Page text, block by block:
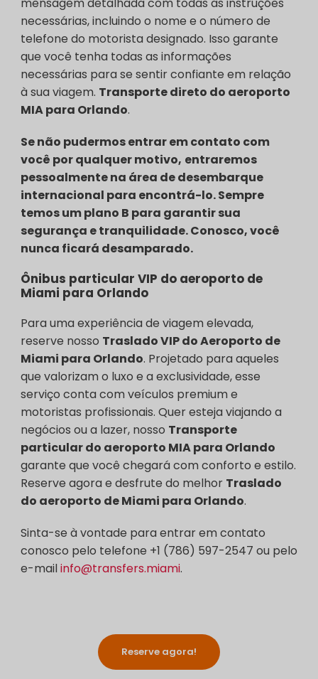
necessárias, incluindo o nome e o número de
telefone do motorista designado. Isso garante
que você tenha todas as informações
necessárias para se sentir confiante em relação
à sua viagem. Transporte direto do aeroporto
MIA para Orlando.
Se não pudermos entrar em contato com
você por qualquer motivo, entraremos
pessoalmente na área de desembarque
internacional para encontrá-lo. Sempre
temos um plano B para garantir sua
segurança e tranquilidade. Conosco, você
nunca ficará desamparado.
Ônibus particular VIP do aeroporto de
Miami para Orlando
Para uma experiência de viagem elevada,
reserve nosso Traslado VIP do Aeroporto de
Miami para Orlando. Projetado para aqueles
que valorizam o luxo e a exclusividade, esse
serviço conta com veículos premium e
motoristas profissionais. Quer esteja viajando a
negócios ou a lazer, nosso Transporte
particular do aeroporto MIA para Orlando
garante que você chegará com conforto e estilo.
Reserve agora e desfrute do melhor Traslado
do aeroporto de Miami para Orlando.
Sinta-se à vontade para entrar em contato
conosco pelo telefone +1 (786) 597-2547 ou pelo
e-mailinfo@transfers.miami.
Reserve agora!